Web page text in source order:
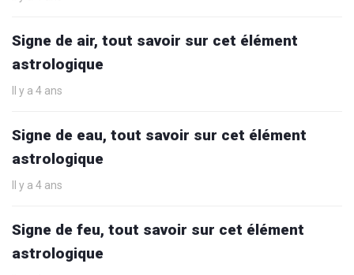
Signe de air, tout savoir sur cet élément
astrologique
Il y a 4 ans
Signe de eau, tout savoir sur cet élément
astrologique
Il y a 4 ans
Signe de feu, tout savoir sur cet élément
astrologique